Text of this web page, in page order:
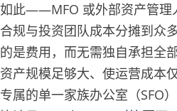
如此——MFO 或外部资产管理
合规与投资团队成本分摊到众
的是费用，而无需独自承担全
资产规模足够大、使运营成本
专属的单一家族办公室（SFO